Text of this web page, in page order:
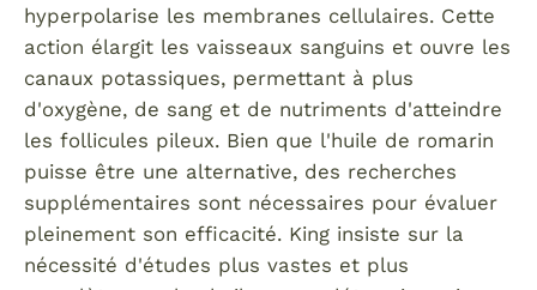
hyperpolarise les membranes cellulaires. Cette
action élargit les vaisseaux sanguins et ouvre les
canaux potassiques, permettant à plus
d'oxygène, de sang et de nutriments d'atteindre
les follicules pileux. Bien que l'huile de romarin
puisse être une alternative, des recherches
supplémentaires sont nécessaires pour évaluer
pleinement son efficacité. King insiste sur la
nécessité d'études plus vastes et plus